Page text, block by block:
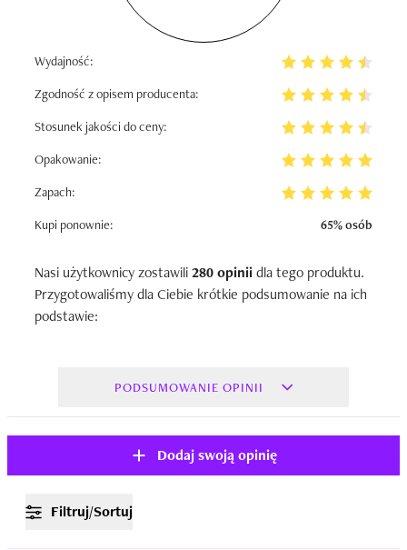
Wydajność:
Zgodność z opisem producenta:
Stosunek jakości do ceny:
Opakowanie:
Zapach:
Kupi ponownie:
65% osób
Nasi użytkownicy zostawili280 opiniidla tego produktu.
Przygotowaliśmy dla Ciebie krótkie podsumowanie na ich
podstawie:
PODSUMOWANIE OPINII
Dodaj swoją opinię
Filtruj/Sortuj